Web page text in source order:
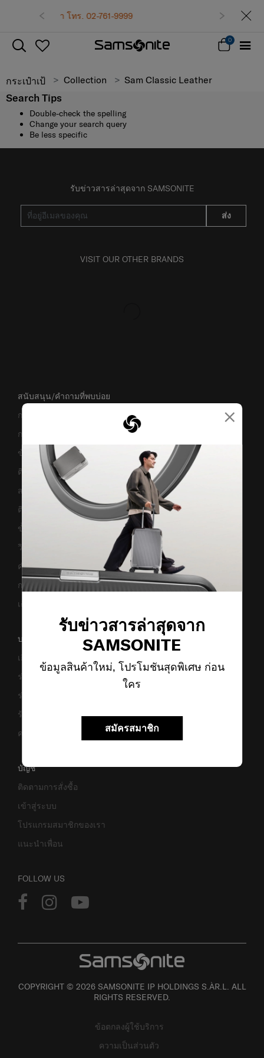
×
รับข่าวสารล่าสุดจาก
SAMSONITE
ข้อมูลสินค้าใหม่, โปรโมชันสุดพิเศษ ก่อน
ใคร
สมัครสมาชิก
โทร. 02-761-9999
0
กระเป๋าเป้ Collection Sam Classic Leather
Search Tips
Double-check the spelling
Change your search query
Be less specific
รับข่าวสารล่าสุดจาก SAMSONITE
ส่ง
VISIT OUR OTHER BRANDS
สนับสนุน/คำถามที่พบบ่อย
การขนส่งและการจัดส่ง
การคืนสินค้าและการคืนเงิน
ข้อกำหนดและเงื่อนไขการรับประกัน
ติดต่อเรา
สอบถามข้อมูลทางธุรกิจ
ติดตามสถานะสินค้า
ขั้นตอนการผ่อนชำระ
วิธีเซ็ตรหัสล็อค
คำแนะนำในการดูแล
การแจ้งเตือนเว็บไซต์ปลอม
เตือนภัย! มิจฉาชีพ
บริษัทของเรา
เกี่ยวกับเรา
ร่วมงานกับเรา
ร่วมธุรกิจ
ร้านค้า
ความยั่งยืน
บัญชี
ติดตามการสั่งซื้อ
เข้าสู่ระบบ
โปรแกรมสมาชิกของเรา
แนะนำเพื่อน
FOLLOW US
COPYRIGHT © 2026 SAMSONITE IP HOLDINGS S.ÀR.L. ALL
RIGHTS RESERVED.
ข้อตกลงผู้ใช้บริการ
ความเป็นส่วนตัว